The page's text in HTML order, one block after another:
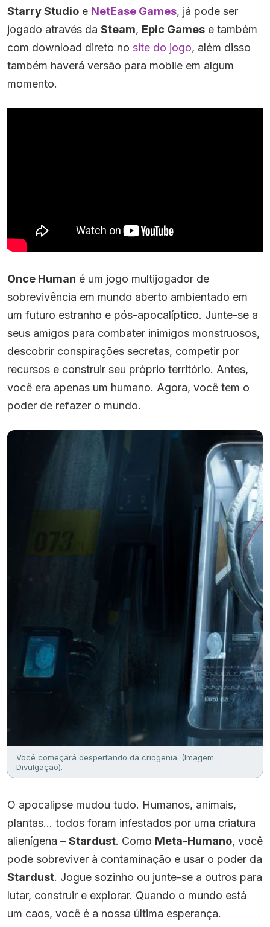
Starry Studio e NetEase Games, já pode ser
jogado através da Steam, Epic Games e também
com download direto no site do jogo, além disso
também haverá versão para mobile em algum
momento.
Once Human é um jogo multijogador de
sobrevivência em mundo aberto ambientado em
um futuro estranho e pós-apocalíptico. Junte-se a
seus amigos para combater inimigos monstruosos,
descobrir conspirações secretas, competir por
recursos e construir seu próprio território. Antes,
você era apenas um humano. Agora, você tem o
poder de refazer o mundo.
Você começará despertando da criogenia. (Imagem:
Divulgação).
O apocalipse mudou tudo. Humanos, animais,
plantas… todos foram infestados por uma criatura
alienígena – Stardust. Como Meta-Humano, você
pode sobreviver à contaminação e usar o poder da
Stardust. Jogue sozinho ou junte-se a outros para
lutar, construir e explorar. Quando o mundo está
um caos, você é a nossa última esperança.